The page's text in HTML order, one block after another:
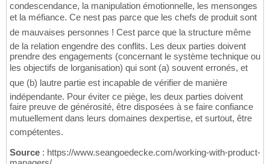
condescendance, la manipulation émotionnelle, les mensonges
et la méfiance. Ce nest pas parce que les chefs de produit sont
de mauvaises personnes ! Cest parce que la structure même
de la relation engendre des conflits. Les deux parties doivent
prendre des engagements (concernant le système technique ou
les objectifs de lorganisation) qui sont (a) souvent erronés, et
que (b) lautre partie est incapable de vérifier de manière
indépendante. Pour éviter ce piège, les deux parties doivent
faire preuve de générosité, être disposées à se faire confiance
mutuellement dans leurs domaines dexpertise, et surtout, être
compétentes.
Source : https://www.seangoedecke.com/working-with-product-